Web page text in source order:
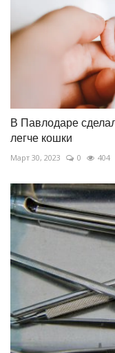
В Павлодаре
легче кошки
Март 30, 2023 0 404